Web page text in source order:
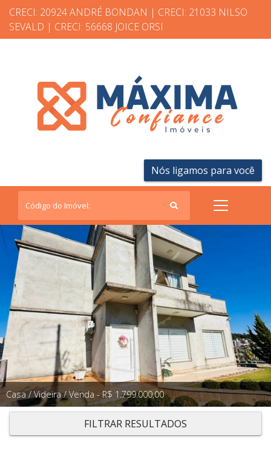
CRECI: 20924 ANDRÉ BONDAN | CRECI: 21033 NILSO
SEVALD | CRECI: 56668 JOICE ORSI
Nós ligamos para você
Casa / Videira / Venda - R$ 1.799.000,00
FILTRAR RESULTADOS